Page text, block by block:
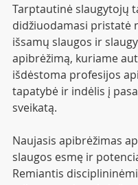
Tarptautinė slaugytojų
didžiuodamasi pristatė
išsamų slaugos ir
apibrėžimą, kuriame
išdėstoma profesijos
tapatybė ir indėlis į
sveikatą.
Naujasis apibrėžimas
slaugos esmę ir
Remiantis